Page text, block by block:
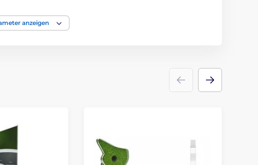
des Emblems
anzeigen